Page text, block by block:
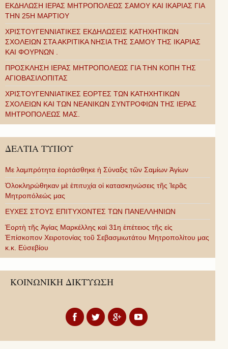
ΕΚΔΗΛΩΣΗ ΙΕΡΑΣ ΜΗΤΡΟΠΟΛΕΩΣ ΣΑΜΟΥ ΚΑΙ ΙΚΑΡΙΑΣ ΓΙΑ
ΤΗΝ 25Η ΜΑΡΤΙΟΥ
ΧΡΙΣΤΟΥΓΕΝΝΙΑΤΙΚΕΣ ΕΚΔΗΛΩΣΕΙΣ ΚΑΤΗΧΗΤΙΚΩΝ
ΣΧΟΛΕΙΩΝ ΣΤΑ ΑΚΡΙΤΙΚΑ ΝΗΣΙΑ ΤΗΣ ΣΑΜΟΥ ΤΗΣ ΙΚΑΡΙΑΣ
ΚΑΙ ΦΟΥΡΝΩΝ .
ΠΡΟΣΚΛΗΣΗ ΙΕΡΑΣ ΜΗΤΡΟΠΟΛΕΩΣ ΓΙΑ ΤΗΝ ΚΟΠΗ ΤΗΣ
ΑΓΙΟΒΑΣΙΛΟΠΙΤΑΣ
ΧΡΙΣΤΟΥΓΕΝΝΙΑΤΙΚΕΣ ΕΟΡΤΕΣ ΤΩΝ ΚΑΤΗΧΗΤΙΚΩΝ
ΣΧΟΛΕΙΩΝ ΚΑΙ ΤΩΝ ΝΕΑΝΙΚΩΝ ΣΥΝΤΡΟΦΙΩΝ ΤΗΣ ΙΕΡΑΣ
ΜΗΤΡΟΠΟΛΕΩΣ ΜΑΣ.
ΔΕΛΤΙΑ ΤΥΠΟΥ
Με λαμπρότητα ἑορτάσθηκε ἡ Σύναξις τῶν Σαμίων Ἁγίων
Ὁλοκληρώθηκαν μὲ ἐπιτυχία οἱ κατασκηνώσεις τῆς Ἱερᾶς
Μητροπόλεώς μας
ΕΥΧΕΣ ΣΤΟΥΣ ΕΠΙΤΥΧΟΝΤΕΣ ΤΩΝ ΠΑΝΕΛΛΗΝΙΩΝ
Ἑορτὴ τῆς Ἁγίας Μαρκέλλης καὶ 31η ἐπέτειος τῆς εἰς
Ἐπίσκοπον Χειροτονίας τοῦ Σεβασμιωτάτου Μητροπολίτου μας
κ.κ. Εὐσεβίου
ΚΟΙΝΩΝΙΚΗ ΔΙΚΤΥΩΣΗ